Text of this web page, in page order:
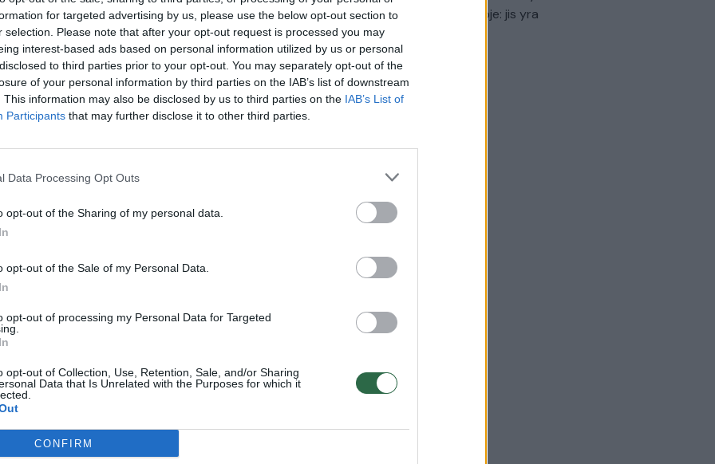
for targeted advertising by us, please use the below opt-out section to
selection. Please note that after your opt-out request is processed you may
interest-based ads based on personal information utilized by us or personal
to third parties prior to your opt-out. You may separately opt-out of the
of your personal information by third parties on the IAB’s list of downstream
This information may also be disclosed by us to third parties on the IAB’s List of
Participants that may further disclose it to other third parties.
Data Processing Opt Outs
opt-out of the Sharing of my personal data.
opt-out of the Sale of my Personal Data.
opt-out of processing my Personal Data for Targeted
opt-out of Collection, Use, Retention, Sale, and/or Sharing
Data that Is Unrelated with the Purposes for which it
CONFIRM
skatinimas LrytasGYVAI
–
Liūdna vyresnio amžiaus dirbančiųjų
užgaulūs įvardžiai
Nyderlanduose apgynė čempionų vardą
įsitvirtinti Ukrainos politikoje: jis yra
neteisus
Laidos